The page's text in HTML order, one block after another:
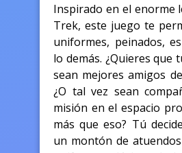
Inspirado en el enorme
Trek, este juego te
uniformes, peinados,
lo demás. ¿Quieres que
sean mejores amigos
¿O tal vez sean
misión en el espacio
más que eso? Tú
un montón de